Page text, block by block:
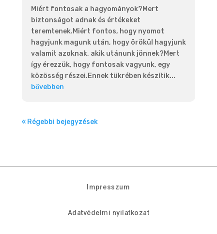
Miért fontosak a hagyományok?Mert
biztonságot adnak és értékeket
teremtenek.Miért fontos, hogy nyomot
hagyjunk magunk után, hogy örökül hagyjunk
valamit azoknak, akik utánunk jönnek?Mert
így érezzük, hogy fontosak vagyunk, egy
közösség részei.Ennek tükrében készítik...
bővebben
« Régebbi bejegyzések
Impresszum
Adatvédelmi nyilatkozat